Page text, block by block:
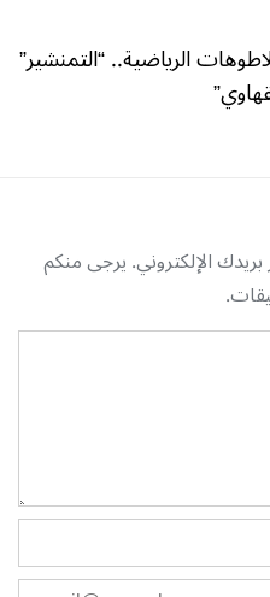
الرياضية.. “التمنشير”
الإلكتروني. يرجى منكم